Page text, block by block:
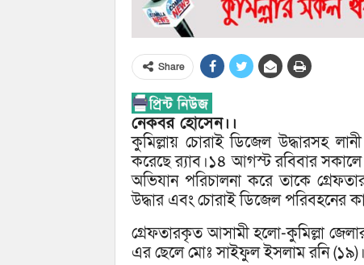
Share
নেকবর হোসেন।।
কুমিল্লায় চোরাই ডিজেল উদ্ধারসহ
করেছে র‌্যাব।১৪ আগস্ট রবিবার সকালে
অভিযান পরিচালনা করে তাকে
উদ্ধার এবং চোরাই ডিজেল পরিবহনের
গ্রেফতারকৃত আসামী হলো-কুমিল্লা
এর ছেলে মোঃ সাইফুল ইসলাম রনি (১৯)।